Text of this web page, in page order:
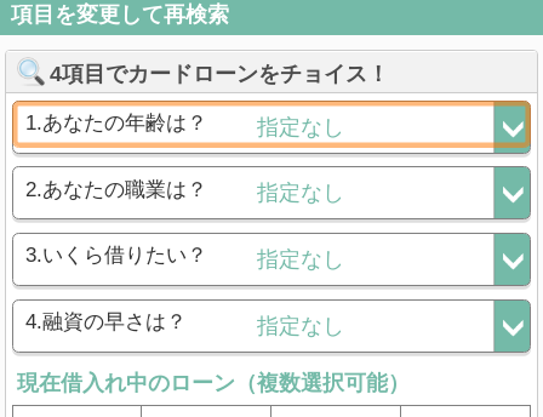
項目を変更して再検索
4項目でカードローンをチョイス！
1.あなたの年齢は？
2.あなたの職業は？
3.いくら借りたい？
4.融資の早さは？
現在借入れ中のローン（複数選択可能）